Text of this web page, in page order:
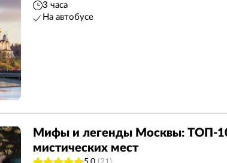
3 часа
На автобусе
Мифы и легенды Москвы: ТОП-
мистических мест